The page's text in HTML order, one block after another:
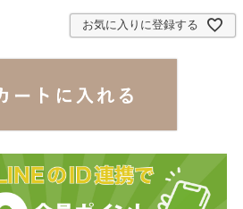
お気に入りに登録する